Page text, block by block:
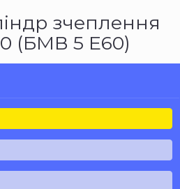
зчеплення
(БМВ 5 Е60)